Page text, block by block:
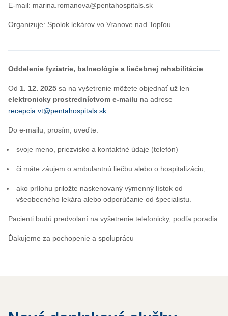
E-mail: marina.romanova@pentahospitals.sk
Organizuje: Spolok lekárov vo Vranove nad Topľou
Oddelenie fyziatrie, balneológie a liečebnej rehabilitácie
Od 1. 12. 2025 sa na vyšetrenie môžete objednať už len
elektronicky prostredníctvom e-mailu na adrese
recepcia.vt@pentahospitals.sk
Do e-mailu, prosím, uveďte:
svoje meno, priezvisko a kontaktné údaje (telefón)
či máte záujem o ambulantnú liečbu alebo o hospitalizáciu,
ako prílohu priložte naskenovaný výmenný lístok od
všeobecného lekára alebo odporúčanie od špecialistu.
Pacienti budú predvolaní na vyšetrenie telefonicky, podľa poradia.
Ďakujeme za pochopenie a spoluprácu